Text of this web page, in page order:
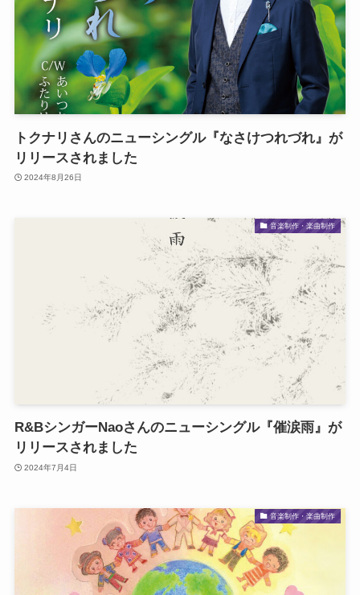
トクナリさんのニューシングル『なさけつれづれ』が
リリースされました
2024年8月26日
音楽制作・楽曲制作
R&BシンガーNaoさんのニューシングル『催涙雨』が
リリースされました
2024年7月4日
音楽制作・楽曲制作